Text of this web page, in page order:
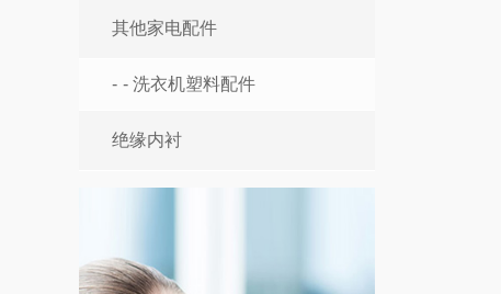
其他家电配件
- 洗衣机塑料配件
绝缘内衬